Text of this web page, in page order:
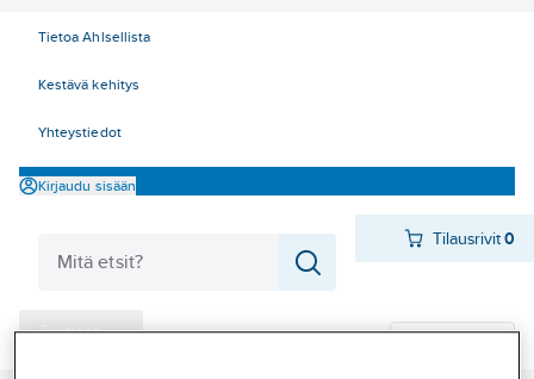
Tietoa Ahlsellista
Kestävä kehitys
Yhteystiedot
Kirjaudu sisään
Tilausrivit 0
Tuotteet Pikatilaus